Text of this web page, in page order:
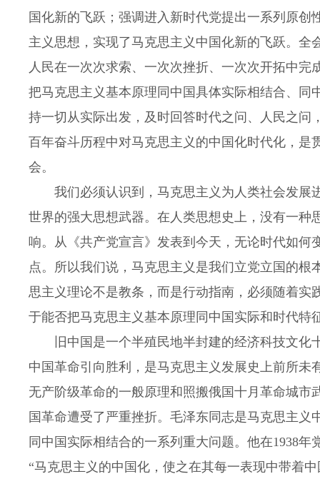
国化新的飞跃；强调进入新时代党提出一系列原
主义思想，实现了马克思主义中国化新的飞跃。
人民在一次次求索、一次次挫折、一次次开拓中
把马克思主义基本原理同中国具体实际相结合、
持一切从实际出发，及时回答时代之问、人民之
百年奋斗历程中对马克思主义的中国化时代化，
会。
我们必须认识到，马克思主义为人类社会发展
世界的强大思想武器。在人类思想史上，没有一
响。从《共产党宣言》发表到今天，无论时代如
点。所以我们说，马克思主义是我们立党立国的
思主义理论不是教条，而是行动指南，必须随着
于能否把马克思主义基本原理同中国实际和时代特
旧中国是一个半殖民地半封建的经济科技文化
中国革命引向胜利，是马克思主义发展史上前所
无产阶级革命的一般原理和照搬俄国十月革命城
国革命遭受了严重挫折。毛泽东同志是马克思主
同中国实际相结合的一系列重大问题。他在1938
“马克思主义的中国化，使之在其每一表现中带着